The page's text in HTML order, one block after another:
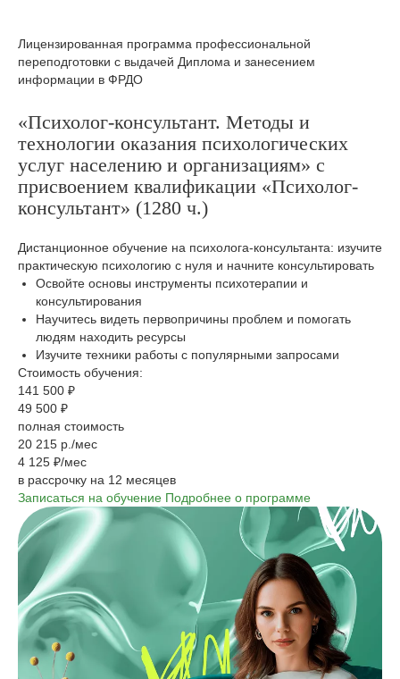
Лицензированная программа профессиональной
переподготовки с выдачей Диплома и занесением
информации в ФРДО
«Психолог-консультант. Методы и
технологии оказания психологических
услуг населению и организациям» с
присвоением квалификации «Психолог-
консультант» (1280 ч.)
Дистанционное обучение на психолога-консультанта: изучите
практическую психологию с нуля и начните консультировать
Освойте основы инструменты психотерапии и
консультирования
Научитесь видеть первопричины проблем и помогать
людям находить ресурсы
Изучите техники работы с популярными запросами
Стоимость обучения:
141 500 ₽
49 500 ₽
полная стоимость
20 215 р./мес
4 125 ₽/мес
в рассрочку на 12 месяцев
Записаться на обучение Подробнее о программе